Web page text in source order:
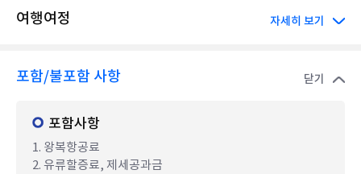
여행여정 자세히 보기
포함/불포함 사항 닫기
포함사항
1. 왕복항공료
2. 유류할증료, 제세공과금